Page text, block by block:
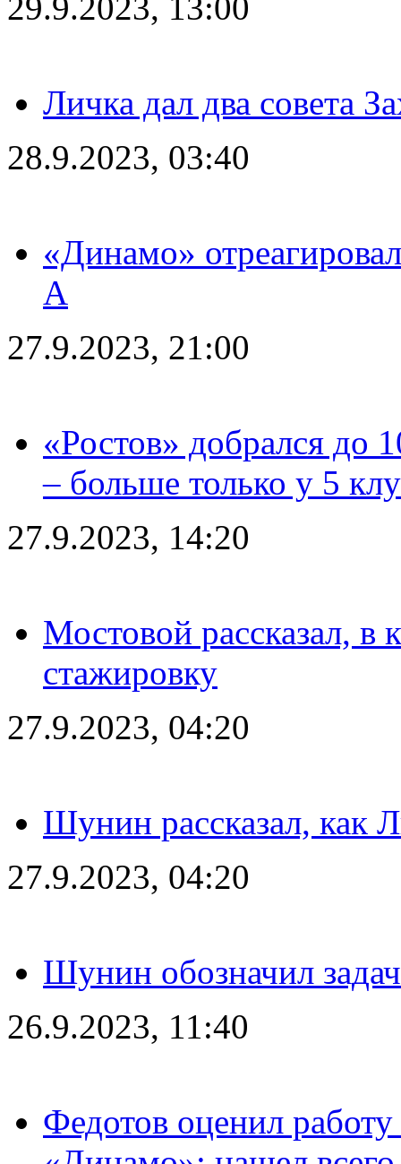
Личка дал два совета
28.9.2023, 03:40
«Динамо»
А
27.9.2023, 21:00
«Ростов» добрался до
– больше только у 5
27.9.2023, 14:20
Мостовой рассказал, в
стажировку
27.9.2023, 04:20
Шунин рассказал, как
27.9.2023, 04:20
Шунин обозначил
26.9.2023, 11:40
Федотов оценил